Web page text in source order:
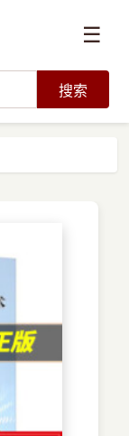
☰
搜索